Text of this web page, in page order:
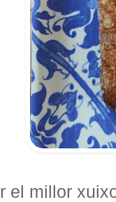
el millor